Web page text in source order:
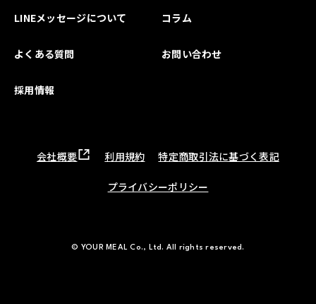
LINEメッセージについて コラム
よくある質問 お問い合わせ
採用情報
会社概要 利用規約 特定商取引法に基づく表記
プライバシーポリシー
© YOUR MEAL Co., Ltd. All rights reserved.